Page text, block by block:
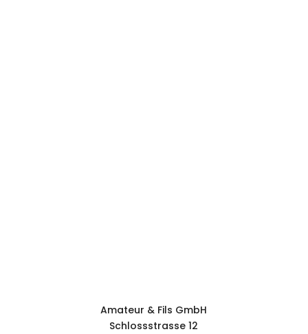
Amateur & Fils GmbH
Schlossstrasse 12